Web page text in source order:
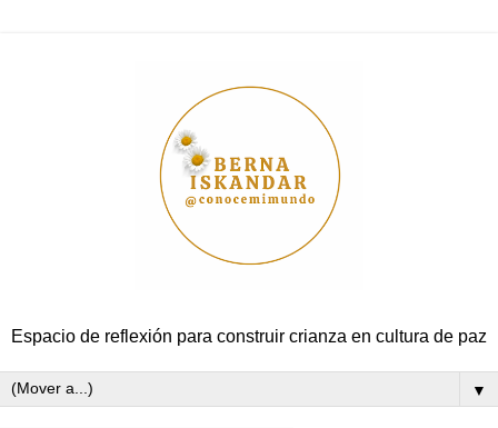
Espacio de reflexión para construir crianza en cultura de paz
▼